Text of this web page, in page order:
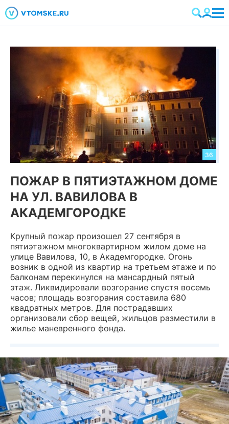
36
ПОЖАР В ПЯТИЭТАЖНОМ ДОМЕ
НА УЛ. ВАВИЛОВА В
АКАДЕМГОРОДКЕ
Крупный пожар произошел 27 сентября в
пятиэтажном многоквартирном жилом доме на
улице Вавилова, 10, в Академгородке. Огонь
возник в одной из квартир на третьем этаже и по
балконам перекинулся на мансардный пятый
этаж. Ликвидировали возгорание спустя восемь
часов; площадь возгорания составила 680
квадратных метров. Для пострадавших
организовали сбор вещей, жильцов разместили в
жилье маневренного фонда.